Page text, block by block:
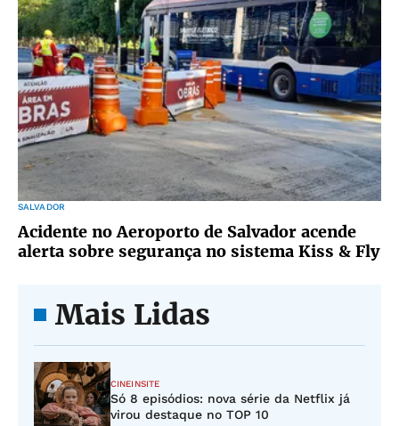
SALVADOR
Acidente no Aeroporto de Salvador acende
alerta sobre segurança no sistema Kiss & Fly
Mais Lidas
CINEINSITE
Só 8 episódios: nova série da Netflix já
virou destaque no TOP 10